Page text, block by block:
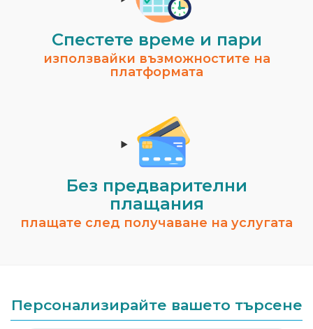
Спестeте време и пари
използвайки възможностите на
платформата
Без предварителни
плащания
плащате след получаване на услугата
Персонализирайте вашето търсене